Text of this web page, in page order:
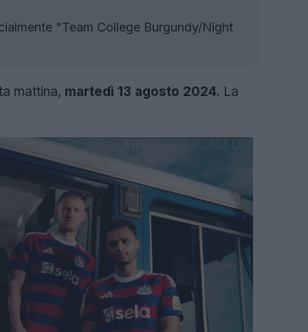
"Team College Burgundy/Night
mattina, martedì 13 agosto 2024. La